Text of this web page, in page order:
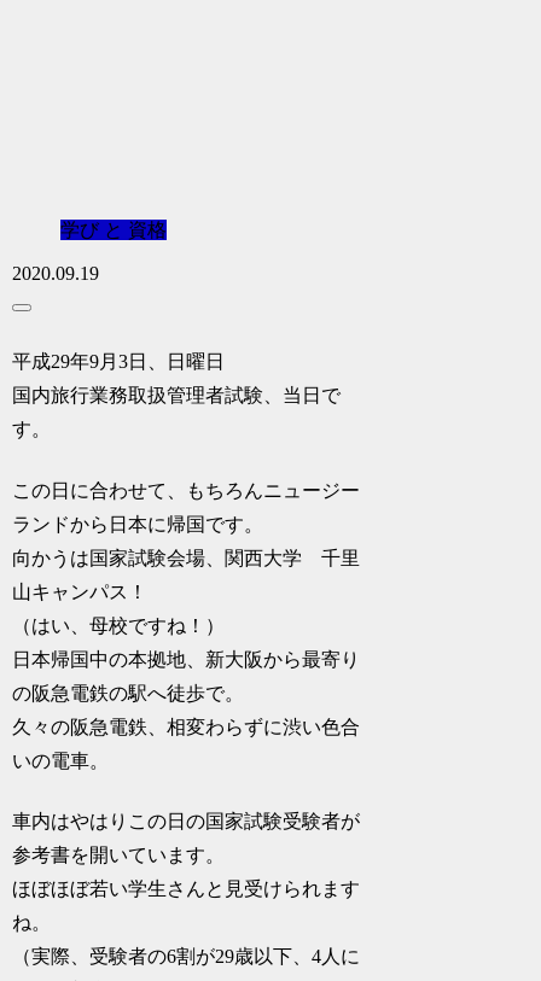
学び と 資格
2020.09.19
平成29年9月3日、日曜日
国内旅行業務取扱管理者試験、当日で
す。
この日に合わせて、もちろんニュージー
ランドから日本に帰国です。
向かうは国家試験会場、関西大学 千里
山キャンパス！
（はい、母校ですね！）
日本帰国中の本拠地、新大阪から最寄り
の阪急電鉄の駅へ徒歩で。
久々の阪急電鉄、相変わらずに渋い色合
いの電車。
車内はやはりこの日の国家試験受験者が
参考書を開いています。
ほぼほぼ若い学生さんと見受けられます
ね。
（実際、受験者の6割が29歳以下、4人に